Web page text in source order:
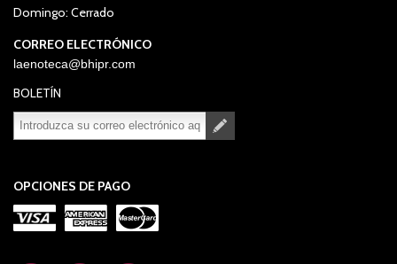
Domingo: Cerrado
CORREO ELECTRÓNICO
laenoteca@bhipr.com
BOLETÍN
OPCIONES DE PAGO